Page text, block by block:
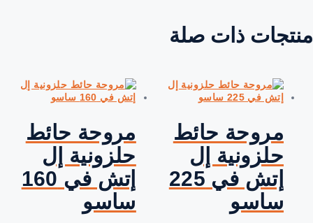
ذات صلة
مروحة حائط
حلزونية إل
إتش في 225
ساسو
مروحة حائط
حلزونية إل
إتش في 160
ساسو